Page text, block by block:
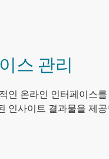
스 관리
인 온라인 인터페이스
인사이트 결과물을 제